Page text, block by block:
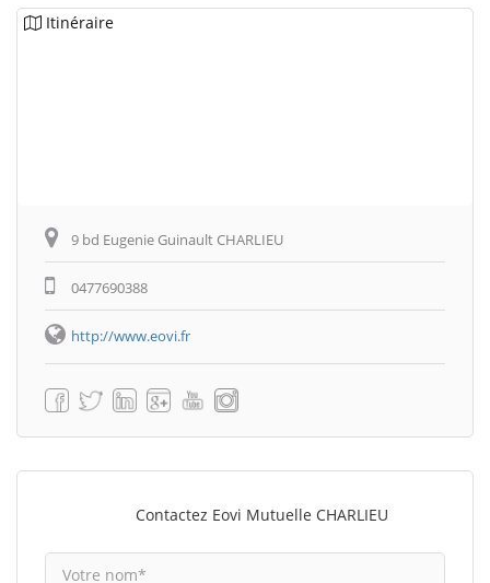
Itinéraire
9 bd Eugenie Guinault CHARLIEU
0477690388
http://www.eovi.fr
Contactez Eovi Mutuelle CHARLIEU